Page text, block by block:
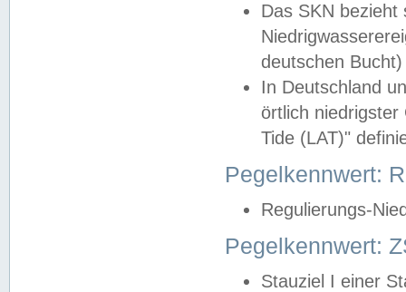
Das SKN
deutschen
In Deutschland
örtlich
Tide (LAT)"
Pegelkennwert:
Regulierungs-
Pegelkennwert:
Stauziel I einer